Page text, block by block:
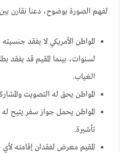
لفهم الصورة بوضوح، دعنا نقارن بين
المواطن الأمريكي لا يفقد
لسنوات، بينما المقيم قد يفقد
الغياب.
المواطن يحق له التصويت
تأشيرة.
المقيم معرض لفقدان إقامته